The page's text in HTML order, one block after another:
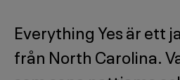
Everything Yes är ett
från North Carolina.